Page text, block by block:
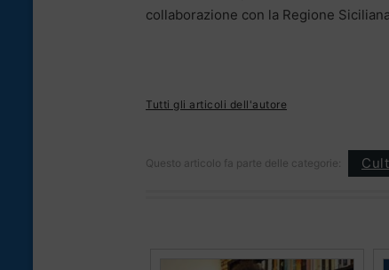
collaborazione con la Regione
Tutti gli articoli dell'autore
Questo articolo fa parte delle categorie: